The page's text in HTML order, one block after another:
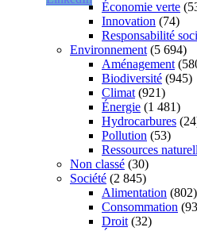
Économie verte
Innovation (74)
Responsabilité
Environnement (5 694)
Aménagement
Biodiversité (945)
Climat (921)
Énergie (1 481)
Hydrocarbures
Pollution (53)
Ressources
Non classé (30)
Société (2 845)
Alimentation (802)
Consommation
Droit (32)